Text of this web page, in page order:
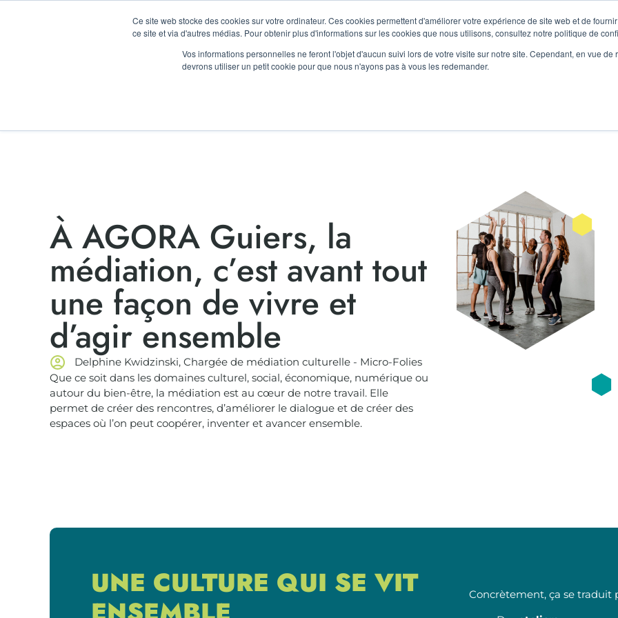
Ce site web stocke des cookies sur votre ordinateur. Ces cookies permettent d'améliorer votre expérience de site web et de
ce site et via d'autres médias. Pour obtenir plus d'informations sur les cookies que nous utilisons, consultez notre politique de
Vos informations personnelles ne feront l'objet d'aucun suivi lors de votre visite sur notre site. Cependant, en vue de
devrons utiliser un petit cookie pour que nous n'ayons pas à vous les redemander.
TIERS LIEU LOCATION D’ESPACES CHAMPS D’ACTIONS RÉSIDENTS
À AGORA Guiers, la
médiation, c’est avant tout
une façon de vivre et
d’agir ensemble
Delphine Kwidzinski, Chargée de médiation culturelle - Micro-Folies
Que ce soit dans les domaines culturel, social, économique, numérique ou
autour du bien-être, la médiation est au cœur de notre travail. Elle
permet de créer des rencontres, d’améliorer le dialogue et de créer des
espaces où l’on peut coopérer, inventer et avancer ensemble.
UNE CULTURE QUI SE VIT
Concrètement, ça se traduit
LA RENTRÉE D'AGORA LE 11 SEPTEMBRE !